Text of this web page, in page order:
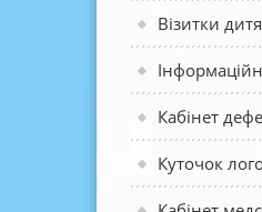
Візитки
Кабінет
Куточок